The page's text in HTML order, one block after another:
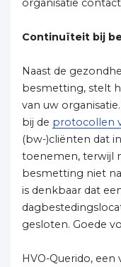
organisatie
Continuïteit bij
Naast de
besmetting, stelt
van uw
bij de protocollen
(bw-)cliënten dat
toenemen, terwijl
besmetting niet
is denkbaar dat
gesloten. Goede
HVO-Querido, een